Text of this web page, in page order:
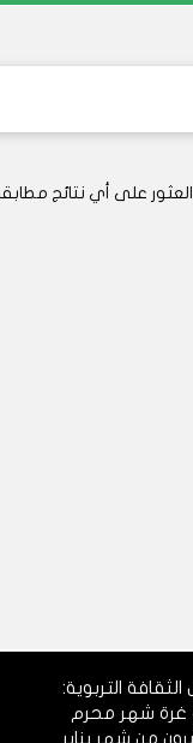
على أي نتائج
التربوية:
غرة شهر محرم
من شهر يناير